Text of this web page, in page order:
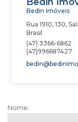
Bedin Imóveis
Rua 1910, 130,
Brasil
(47) 3366-6862
(47)996687427
Nome: